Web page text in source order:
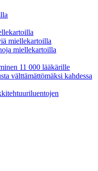
miellekartoilla
miellekartoilla
11 000 lääkärille
välttämättömäksi kahdessa